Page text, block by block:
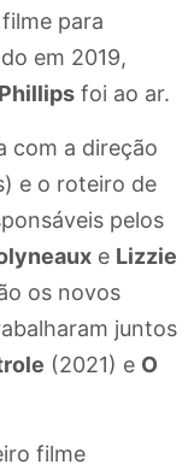
para
em 2019,
foi ao ar.
com a direção
e o roteiro de
pelos
e Lizzie
os novos
juntos
(2021) e O
filme